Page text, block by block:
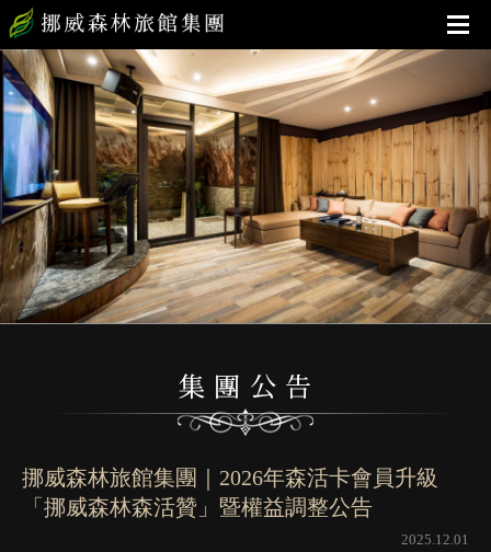
挪威森林旅館集團｜2026年森活卡會員升級
「挪威森林森活贊」暨權益調整公告
2025.12.01